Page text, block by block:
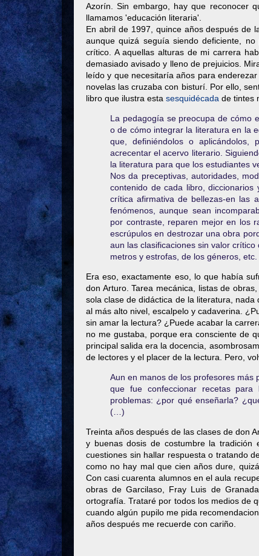
Azorín. Sin embargo, hay que reconocer
llamamos 'educación literaria'.
En abril de 1997, quince años después de
aunque quizá seguía siendo deficiente,
crítico. A aquellas alturas de mi carrera
demasiado avisado y lleno de prejuicios.
leído y que necesitaría años para
novelas las cruzaba con bisturí. Por ello,
libro que ilustra esta sesquidécada de tintes
La pedagogía se preocupa de cómo
o de cómo integrar la literatura en la
que, definiéndolos o aplicándolos,
acrecentar el acervo literario.
la literatura para que los estudiantes
Nos da preceptivas, autoridades,
contenido de cada libro,
crítica afirmativa de bellezas-en las
fenómenos, aunque sean
por contraste, reparen mejor en los
escrúpulos en destrozar una obra
aun las clasificaciones sin valor
metros y estrofas, de los géneros, etc.
Era eso, exactamente eso, lo que había
don Arturo. Tarea mecánica, listas de
sola clase de didáctica de la literatura,
al más alto nivel, escalpelo y cadaverina.
sin amar la lectura? ¿Puede acabar la
no me gustaba, porque era consciente de
principal salida era la docencia,
de lectores y el placer de la lectura. Pero,
Aun en manos de los profesores más
que fue confeccionar recetas
problemas: ¿por qué enseñarla?
(…)
Treinta años después de las clases de don
y buenas dosis de costumbre la
cuestiones sin hallar respuesta o tratando
como no hay mal que cien años dure,
Con casi cuarenta alumnos en el aula
obras de Garcilaso, Fray Luis de
ortografía. Trataré por todos los medios de
cuando algún pupilo me pida
años después me recuerde con cariño.